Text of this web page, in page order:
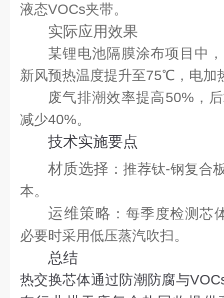
液态VOCs夹带。
实际应用效果
某锂电池隔膜涂布项目中
新风预热温度提升至75℃，电加
废气排潮效率提高50%，
减少40%。
技术实施要点
材质选择 ：推荐钛-钢复合
本。
运维策略 ：每季度检测芯
必要时采用低压蒸汽吹扫。
总结
热交换芯体通过防潮防腐与